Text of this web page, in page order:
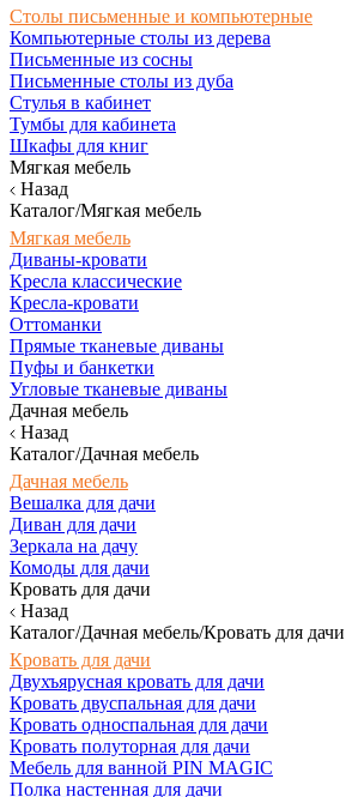
Столы письменные и компьютерные
Компьютерные столы из дерева
Письменные из сосны
Письменные столы из дуба
Стулья в кабинет
Тумбы для кабинета
Шкафы для книг
Мягкая мебель
Назад
Каталог/Мягкая мебель
Мягкая мебель
Диваны-кровати
Кресла классические
Кресла-кровати
Оттоманки
Прямые тканевые диваны
Пуфы и банкетки
Угловые тканевые диваны
Дачная мебель
Назад
Каталог/Дачная мебель
Дачная мебель
Вешалка для дачи
Диван для дачи
Зеркала на дачу
Комоды для дачи
Кровать для дачи
Назад
Каталог/Дачная мебель/Кровать для дачи
Кровать для дачи
Двухъярусная кровать для дачи
Кровать двуспальная для дачи
Кровать односпальная для дачи
Кровать полуторная для дачи
Мебель для ванной PIN MAGIC
Полка настенная для дачи